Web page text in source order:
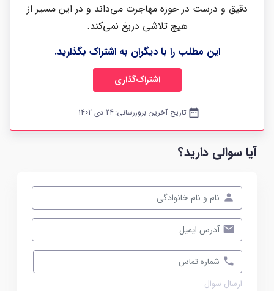
دقیق و درست در حوزه مهاجرت می‌داند و در این مسیر از
هیچ تلاشی دریغ نمی‌کند.
این مطلب را با دیگران به اشتراک بگذارید.
اشتراک‌گذاری
date_range تاریخ آخرین بروزرسانی:24 دی 1402
آیا سوالی دارید؟
ارسال سوال